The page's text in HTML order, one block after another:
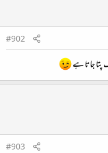
#902
جاتا ہے
#903